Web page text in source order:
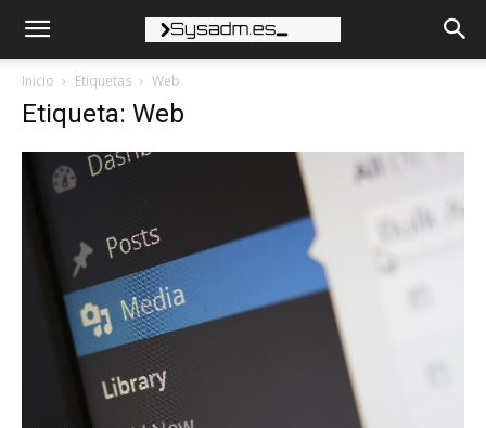
Inicio Etiquetas Web
Etiqueta: Web